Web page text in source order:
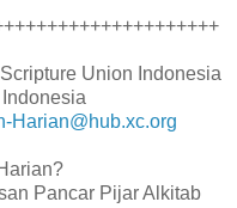
Union Indonesia
Harian@hub.xc.org
Pancar Pijar Alkitab